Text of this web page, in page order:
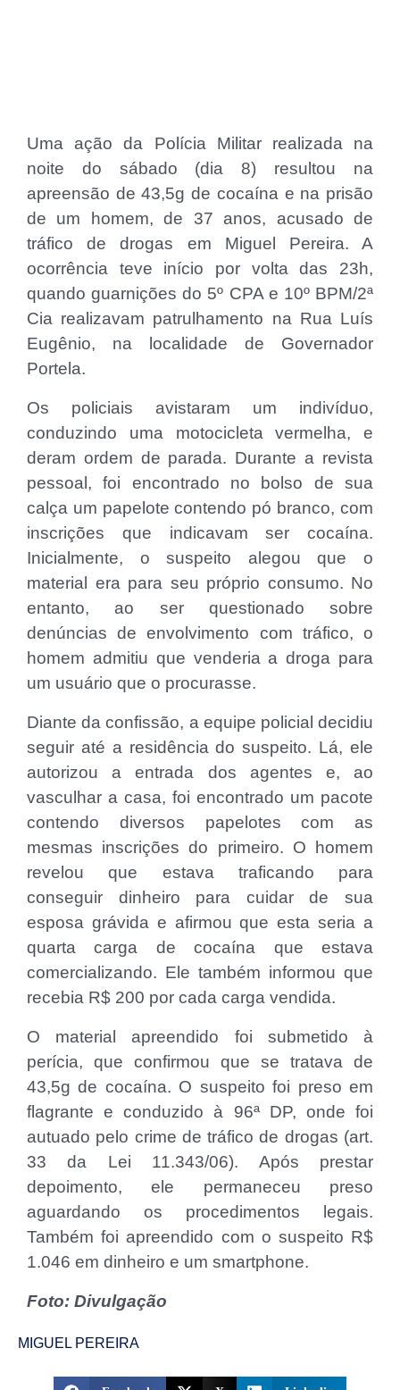
Uma ação da Polícia Militar realizada na
noite do sábado (dia 8) resultou na
apreensão de 43,5g de cocaína e na prisão
de um homem, de 37 anos, acusado de
tráfico de drogas em Miguel Pereira. A
ocorrência teve início por volta das 23h,
quando guarnições do 5º CPA e 10º BPM/2ª
Cia realizavam patrulhamento na Rua Luís
Eugênio, na localidade de Governador
Portela.
Os policiais avistaram um indivíduo,
conduzindo uma motocicleta vermelha, e
deram ordem de parada. Durante a revista
pessoal, foi encontrado no bolso de sua
calça um papelote contendo pó branco, com
inscrições que indicavam ser cocaína.
Inicialmente, o suspeito alegou que o
material era para seu próprio consumo. No
entanto, ao ser questionado sobre
denúncias de envolvimento com tráfico, o
homem admitiu que venderia a droga para
um usuário que o procurasse.
Diante da confissão, a equipe policial decidiu
seguir até a residência do suspeito. Lá, ele
autorizou a entrada dos agentes e, ao
vasculhar a casa, foi encontrado um pacote
contendo diversos papelotes com as
mesmas inscrições do primeiro. O homem
revelou que estava traficando para
conseguir dinheiro para cuidar de sua
esposa grávida e afirmou que esta seria a
quarta carga de cocaína que estava
comercializando. Ele também informou que
recebia R$ 200 por cada carga vendida.
O material apreendido foi submetido à
perícia, que confirmou que se tratava de
43,5g de cocaína. O suspeito foi preso em
flagrante e conduzido à 96ª DP, onde foi
autuado pelo crime de tráfico de drogas (art.
33 da Lei 11.343/06). Após prestar
depoimento, ele permaneceu preso
aguardando os procedimentos legais.
Também foi apreendido com o suspeito R$
1.046 em dinheiro e um smartphone.
Foto: Divulgação
MIGUEL PEREIRA